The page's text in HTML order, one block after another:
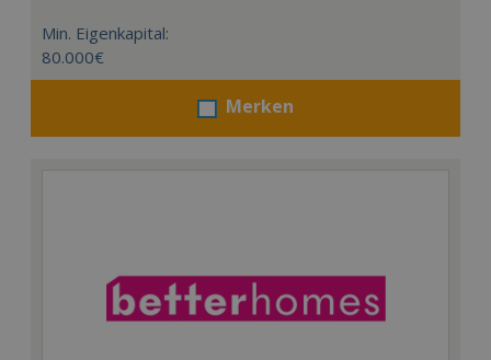
Min. Eigenkapital:
80.000€
Merken